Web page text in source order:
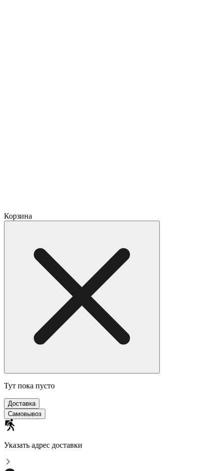
Корзина
Тут пока пусто
Доставка
Самовывоз
Указать адрес доставки